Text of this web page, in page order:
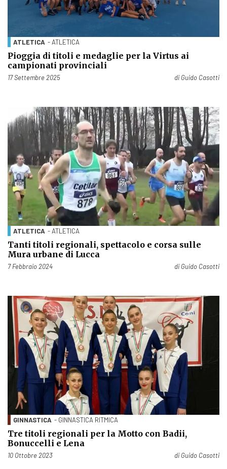
ATLETICA - ATLETICA
Pioggia di titoli e medaglie per la Virtus ai
campionati provinciali
Pubblicato il
17 Settembre 2025 di Guido Casotti
ATLETICA - ATLETICA
Tanti titoli regionali, spettacolo e corsa sulle
Mura urbane di Lucca
Pubblicato il
7 Febbraio 2024 di Guido Casotti
GINNASTICA - GINNASTICA RITMICA
Tre titoli regionali per la Motto con Badii,
Bonuccelli e Lena
Pubblicato il
10 Ottobre 2023 di Guido Casotti